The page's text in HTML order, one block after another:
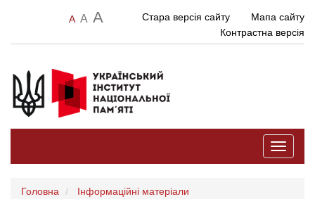
A A A Стара версія сайту
Мапа сайту
Контрастна версія
Toggle
Головна
Інформаційні матеріали